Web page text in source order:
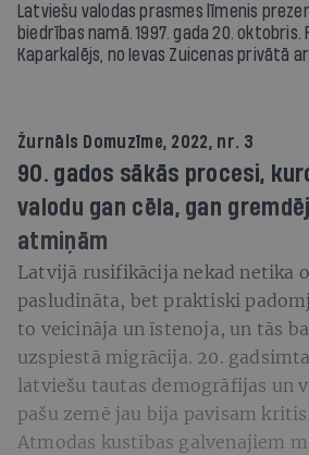
Latviešu valodas prasmes līmenis
biedrības namā. 1997. gada 20. oktobris.
Kaparkalējs, no Ievas Zuicenas privātā
Žurnāls Domuzīme, 2022, nr. 3
90. gados sākās procesi,
valodu gan cēla, gan
atmiņām
Latvijā rusifikācija nekad netika
pasludināta, bet praktiski
to veicināja un īstenoja, un tās
uzspiestā migrācija. 20.
latviešu tautas demogrāfijas un
pašu zemē jau bija pavisam
Atmodas kustības galvenajiem